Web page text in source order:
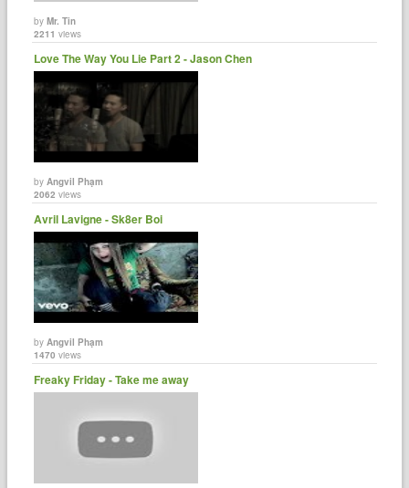
byMr. Tin
2211 views
Love The Way You Lie Part 2 - Jason Chen
byAngvil Phạm
2062 views
Avril Lavigne - Sk8er Boi
byAngvil Phạm
1470 views
Freaky Friday - Take me away